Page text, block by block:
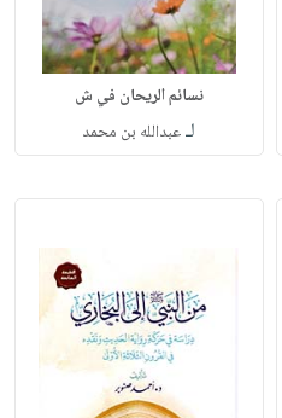
نسائم الريحان في ش
لـعبدالله بن محمد